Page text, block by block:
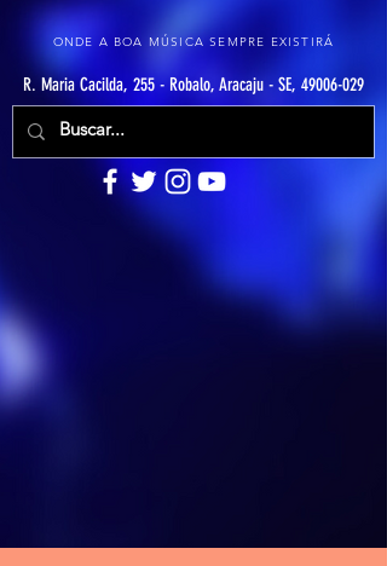
ONDE A BOA MÚSICA SEMPRE EXISTIRÁ
R. Maria Cacilda, 255 - Robalo, Aracaju - SE, 49006-029